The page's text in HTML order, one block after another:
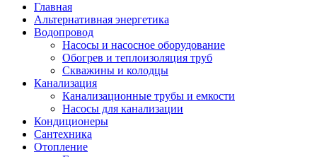
Главная
Альтернативная энергетика
Водопровод
Насосы и насосное оборудование
Обогрев и теплоизоляция труб
Скважины и колодцы
Канализация
Канализационные трубы и емкости
Насосы для канализации
Кондиционеры
Сантехника
Отопление